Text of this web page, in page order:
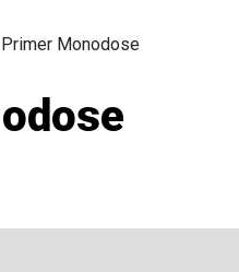
Primer Monodose